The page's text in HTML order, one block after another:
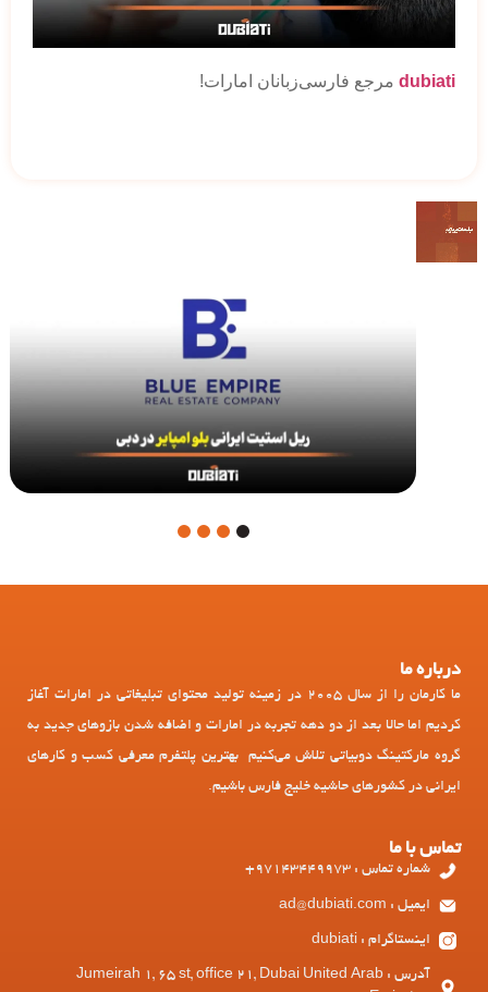
dubiati مرجع فارسی‌زبانان امارات!
1
درباره ما
ما کارمان را از سال 2005 در زمینه تولید محتوای تبلیغاتی در امارات آغاز
کردیم اما حالا بعد از دو دهه تجربه در امارات و اضافه شدن بازوهای جدید به
گروه مارکتینگ دوبیاتی تلاش می‌کنیم بهترین پلتفرم معرفی کسب و کارهای
ایرانی در کشورهای حاشیه خلیج فارس باشیم.
تماس با ما
شماره تماس : 97143449973+
ایمیل : ad@dubiati.com
اینستاگرام : dubiati
آدرس : Jumeirah 1, 65 st, office 21, Dubai United Arab